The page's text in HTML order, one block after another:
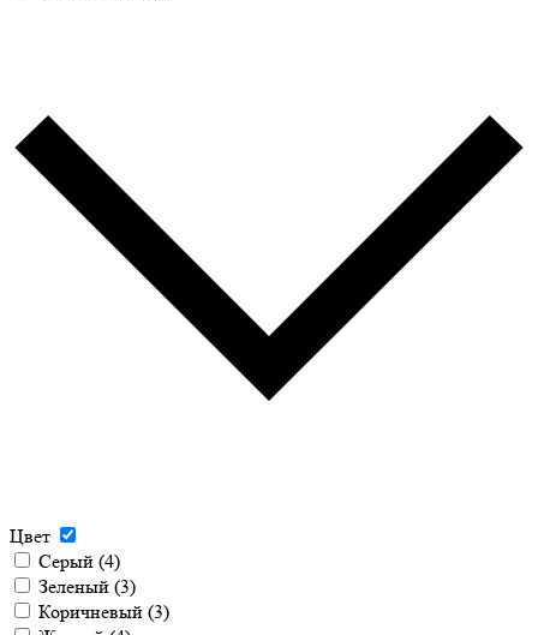
Цвет
Серый (4)
Зеленый (3)
Коричневый (3)